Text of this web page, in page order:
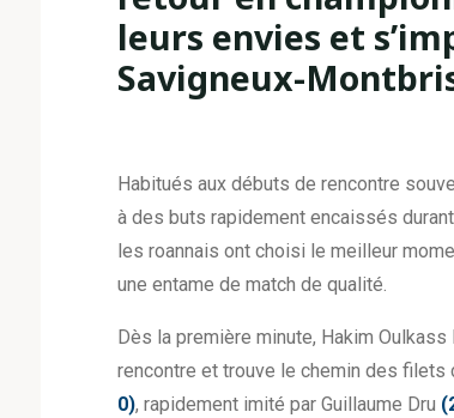
leurs envies et
Savigneux-
Habitués aux débuts de rencontre
à des buts rapidement encaissés
les roannais ont choisi le meilleur
une entame de match de qualité.
Dès la première minute, Hakim Oulkass
rencontre et trouve le chemin des filets
0), rapidement imité par Guillaume Dru